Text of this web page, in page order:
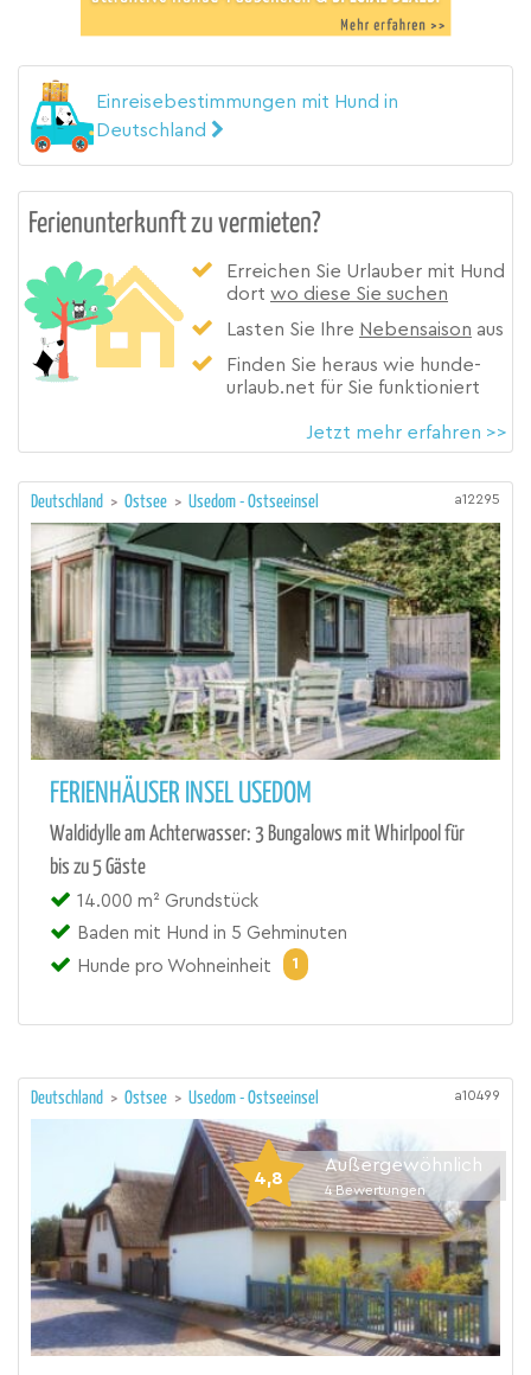
Einreisebestimmungen mit Hund in
Deutschland
Ferienunterkunft zu vermieten?
Erreichen Sie Urlauber mit Hund
dort wo diese Sie suchen
Lasten Sie Ihre Nebensaison aus
Finden Sie heraus wie hunde-
urlaub.net für Sie funktioniert
Jetzt mehr erfahren >>
Deutschland > Ostsee > Usedom - Ostseeinsel a12295
FERIENHÄUSER INSEL USEDOM
Waldidylle am Achterwasser: 3 Bungalows mit Whirlpool für
bis zu 5 Gäste
14.000 m² Grundstück
Baden mit Hund in 5 Gehminuten
Hunde pro Wohneinheit
1
Deutschland > Ostsee > Usedom - Ostseeinsel a10499
4,8
Außergewöhnlich
4 Bewertungen